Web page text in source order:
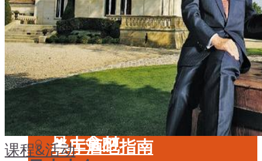
名庄
品鉴专栏
美食
餐厅酒吧指南
餐酒搭配
风土食材
投资收藏
留学教育
名庄
品鉴专栏
美食
餐厅酒吧指南
课程&活动